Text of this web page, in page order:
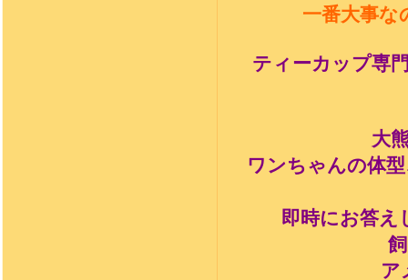
一番大事な
ティーカップ専
大
ワンちゃんの体
即時にお答え
ア